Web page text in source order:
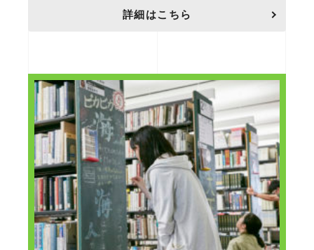
詳細はこちら